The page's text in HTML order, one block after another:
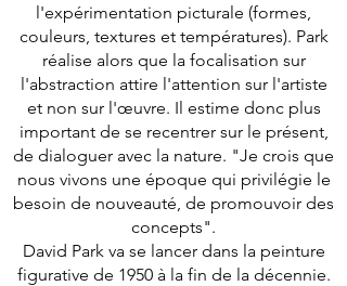
l'expérimentation picturale (formes,
couleurs, textures et températures). Park
réalise alors que la focalisation sur
l'abstraction attire l'attention sur l'artiste
et non sur l'œuvre. Il estime donc plus
important de se recentrer sur le présent,
de dialoguer avec la nature. "Je crois que
nous vivons une époque qui privilégie le
besoin de nouveauté, de promouvoir des
concepts".
David Park va se lancer dans la peinture
figurative de 1950 à la fin de la décennie.